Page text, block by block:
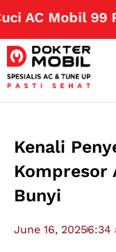
Mobil 99 Ribu!
Kenali
Kompresor
Bunyi
June 16, 20256:34